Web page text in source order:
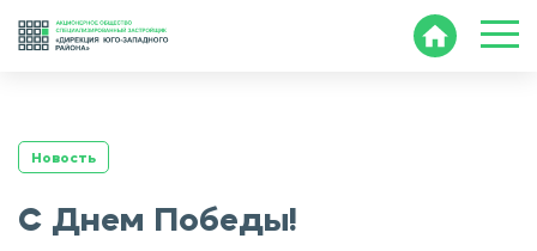
-->
Новость
С Днем Победы!